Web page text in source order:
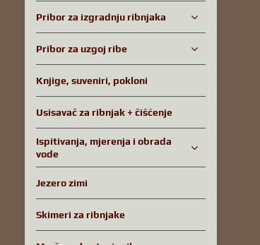
Pribor za izgradnju ribnjaka
Pribor za uzgoj ribe
Knjige, suveniri, pokloni
Usisavač za ribnjak + čišćenje
Ispitivanja, mjerenja i obrada
vode
Jezero zimi
Skimeri za ribnjake